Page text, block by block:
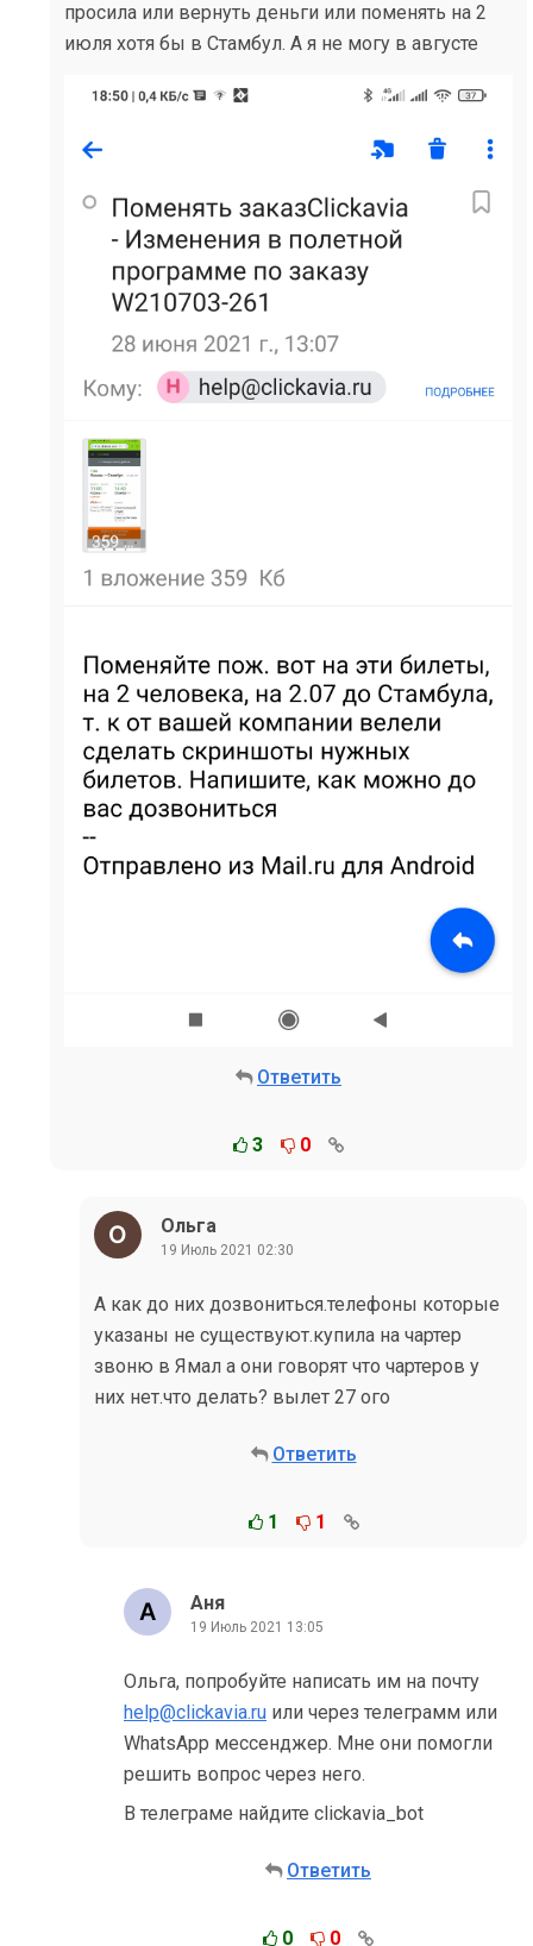
просила или вернуть деньги или поменять на 2
июля хотя бы в Стамбул. А я не могу в августе
Ответить
3 0
Ольга
19 Июль 2021 02:30
А как до них дозвониться.телефоны которые
указаны не существуют.купила на чартер
звоню в Ямал а они говорят что чартеров у
них нет.что делать? вылет 27 ого
Ответить
1 1
Аня
19 Июль 2021 13:05
Ольга, попробуйте написать им на почту
help@clickavia.ru или через телеграмм или
WhatsApp мессенджер. Мне они помогли
решить вопрос через него.
В телеграме найдите clickavia_bot
Ответить
0 0